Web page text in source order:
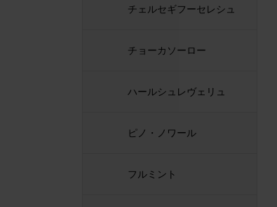
チェルセギフーセレシュ
チョーカソーロー
ハールシュレヴェリュ
ピノ・ノワール
フルミント